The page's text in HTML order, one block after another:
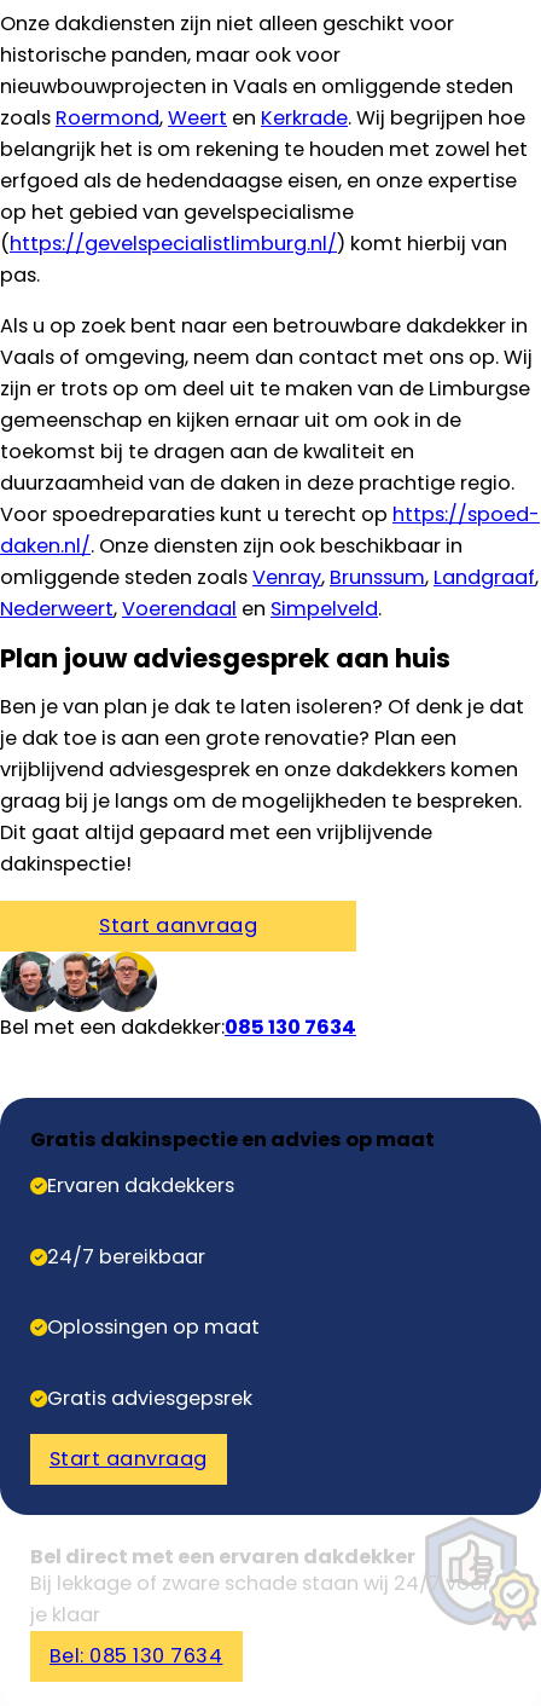
Onze dakdiensten zijn niet alleen geschikt voor
historische panden, maar ook voor
nieuwbouwprojecten in Vaals en omliggende steden
zoals Roermond,Weert en Kerkrade. Wij begrijpen hoe
belangrijk het is om rekening te houden met zowel het
erfgoed als de hedendaagse eisen, en onze expertise
op het gebied van gevelspecialisme
(https://gevelspecialistlimburg.nl/) komt hierbij van
pas.
Als u op zoek bent naar een betrouwbare dakdekker in
Vaals of omgeving, neem dan contact met ons op. Wij
zijn er trots op om deel uit te maken van de Limburgse
gemeenschap en kijken ernaar uit om ook in de
toekomst bij te dragen aan de kwaliteit en
duurzaamheid van de daken in deze prachtige regio.
Voor spoedreparaties kunt u terecht op https://spoed-
daken.nl/. Onze diensten zijn ook beschikbaar in
omliggende steden zoalsVenray, Brunssum, Landgraaf,
Nederweert,Voerendaal en Simpelveld.
Plan jouw adviesgesprek aan huis
Ben je van plan je dak te laten isoleren? Of denk je dat
je dak toe is aan een grote renovatie? Plan een
vrijblijvend adviesgesprek en onze dakdekkers komen
graag bij je langs om de mogelijkheden te bespreken.
Dit gaat altijd gepaard met een vrijblijvende
dakinspectie!
Start aanvraag
Bel met een dakdekker:085 130 7634
Gratis dakinspectie en advies op maat
Ervaren dakdekkers
24/7 bereikbaar
Oplossingen op maat
Gratis adviesgepsrek
Start aanvraag
Bel direct met een ervaren dakdekker
Bij lekkage of zware schade staan wij 24/7 voor
je klaar
Bel: 085 130 7634